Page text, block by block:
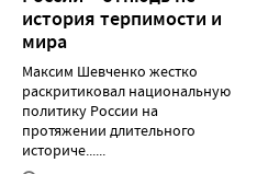
история терпимости и
мира
Максим Шевченко жестко
раскритиковал национальную
политику России на
протяжении длительного
историче......